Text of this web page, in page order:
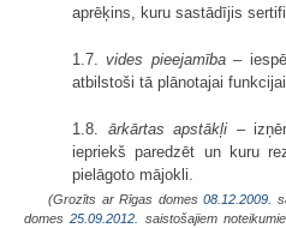
aprēķins, kuru sastādījis
1.7.vides pieejamība–
atbilstoši tā plānotajai
1.8. ārkārtas apstākļi –
iepriekš paredzēt un kuru
pielāgoto mājokli.
(Grozīts ar Rīgas domes08.12.2009.
domes25.09.2012. saistošajiem